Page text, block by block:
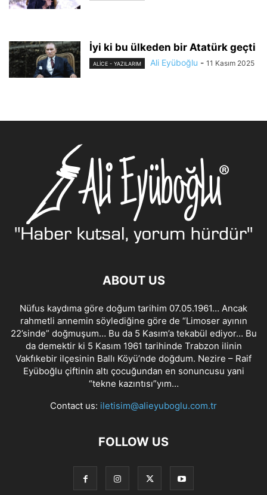
İyi ki bu ülkeden bir Atatürk geçti
ALİCE - YAZILARIM Ali Eyüboğlu - 11 Kasım 2025
ABOUT US
Nüfus kaydıma göre doğum tarihim 07.05.1961… Ancak
rahmetli annemin söylediğine göre de “Limoser ayının
22’sinde” doğmuşum… Bu da 5 Kasım’a tekabül ediyor… Bu
da demektir ki 5 Kasım 1961 tarihinde Trabzon ilinin
Vakfıkebir ilçesinin Ballı Köyü’nde doğdum. Nezire – Raif
Eyüboğlu çiftinin altı çocuğundan en sonuncusu yani
“tekne kazıntısı”yım…
Contact us: iletisim@alieyuboglu.com.tr
FOLLOW US